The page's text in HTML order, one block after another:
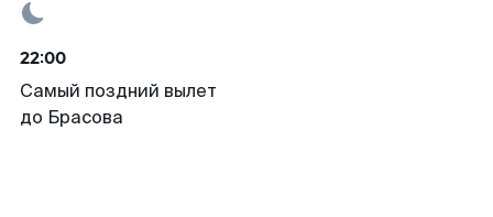
22:00
Самый поздний вылет
до Брасова